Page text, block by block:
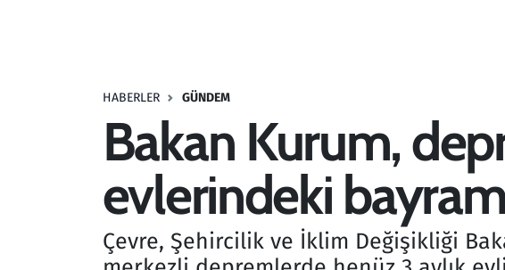
HABERLER GÜNDEM
Bakan Kurum,
evlerindeki
Çevre, Şehircilik ve İklim Değişikliği
Savunma Sanayi